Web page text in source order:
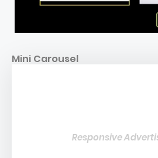
Mini Carousel
Responsive